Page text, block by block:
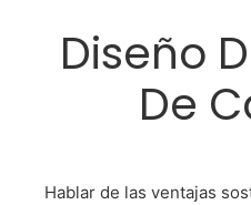
Diseño
De
Hablar de las ventajas